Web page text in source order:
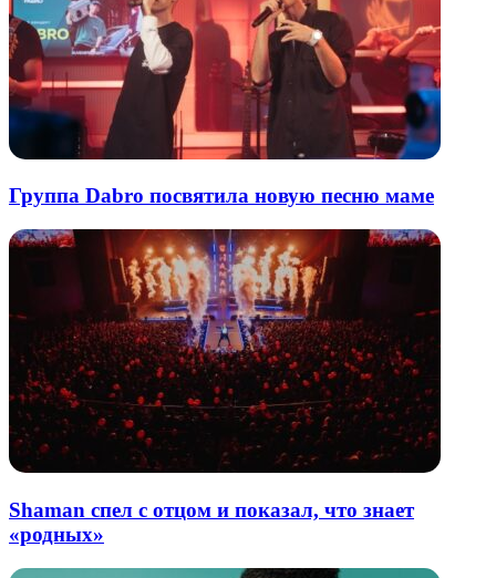
Группа Dabro посвятила новую песню маме
Shaman спел с отцом и показал, что знает
«родных»